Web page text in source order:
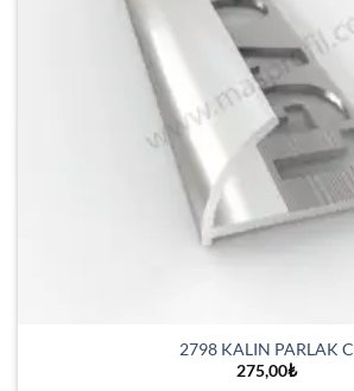
2798 KALIN PARLAK C
275,00₺